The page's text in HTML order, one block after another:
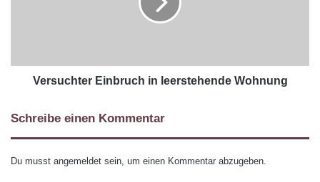
Versuchter Einbruch in leerstehende Wohnung
Schreibe einen Kommentar
Du musst angemeldet sein, um einen Kommentar abzugeben.